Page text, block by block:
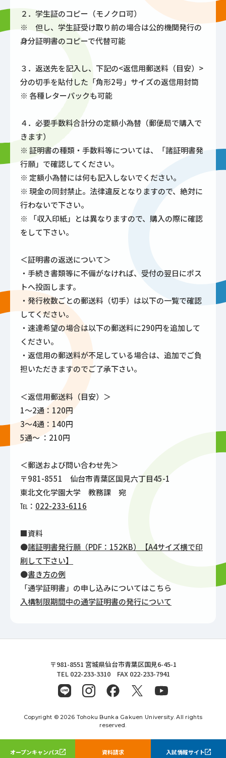
オープンキャンパス 資料請求 入試情報サイト
２．学生証のコピー（モノクロ可）
※ 但し、学生証受け取り前の場合は公的機関発行の
身分証明書のコピーで代替可能
３．返送先を記入し、下記の<返信用郵送料（目安）>
分の切手を貼付した「角形2号」サイズの返信用封筒
※ 各種レターパックも可能
４．必要手数料合計分の定額小為替（郵便局で購入で
きます）
※ 証明書の種類・手数料等については、「諸証明書発
行願」で確認してください。
※ 定額小為替には何も記入しないでください。
※ 現金の同封禁止。法律違反となりますので、絶対に
行わないで下さい。
※ 「収入印紙」とは異なりますので、購入の際に確認
をして下さい。
＜証明書の返送について＞
・手続き書類等に不備がなければ、受付の翌日にポス
トへ投函します。
・発行枚数ごとの郵送料（切手）は以下の一覧で確認
してください。
・速達希望の場合は以下の郵送料に290円を追加して
ください。
・返信用の郵送料が不足している場合は、追加でご負
担いただきますのでご了承下さい。
＜返信用郵送料（目安）＞
1～2通：120円
3～4通：140円
5通～ ：210円
＜郵送および問い合わせ先＞
〒981-8551 仙台市青葉区国見六丁目45-1
東北文化学園大学 教務課 宛
℡： 022-233-6116
■資料
●諸証明書発行願（PDF：152KB）【A4サイズ横で印
刷して下さい】
●書き方の例
「通学証明書」の申し込みについてはこちら
入構制限期間中の通学証明書の発行について
東北文化学園大学
〒981-8551 宮城県仙台市青葉区国見6-45-1
TEL 022-233-3310 FAX 022-233-7941
Copyright © 2026 Tohoku Bunka Gakuen University. All rights
reserved.